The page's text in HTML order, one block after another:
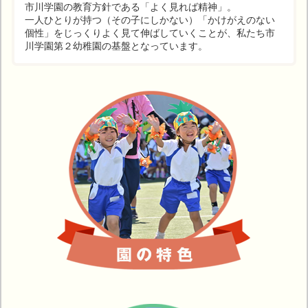
市川学園の教育方針である「よく見れば精神」。
一人ひとりが持つ（その子にしかない）「かけがえのない
個性」をじっくりよく見て伸ばしていくことが、私たち市
川学園第２幼稚園の基盤となっています。